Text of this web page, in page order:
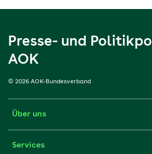
Presse- und
AOK
© 2026 AOK-Bundesverband
Über uns
Services